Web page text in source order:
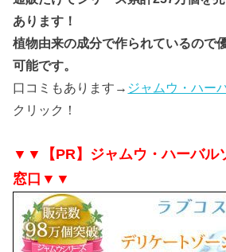
あります！
植物由来の成分で作られているので
可能です。
口コミもあります→ ジャムウ・ハー
クリック！
▼▼【PR】ジャムウ・ハーバル
窓口▼▼